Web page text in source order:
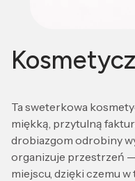
Ta sweterkowa
miękką, przytulną
drobiazgom odrobiny
organizuje przestrzeń
miejscu, dzięki czemu